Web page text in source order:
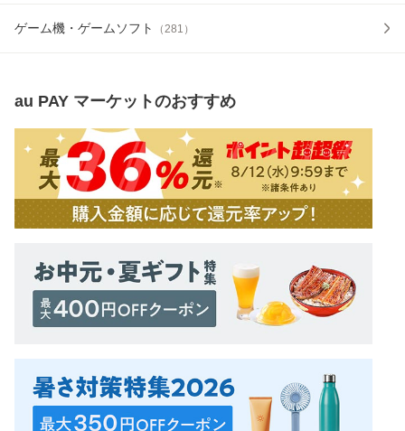
ゲーム機・ゲームソフト （281 ）
au PAY マーケットのおすすめ